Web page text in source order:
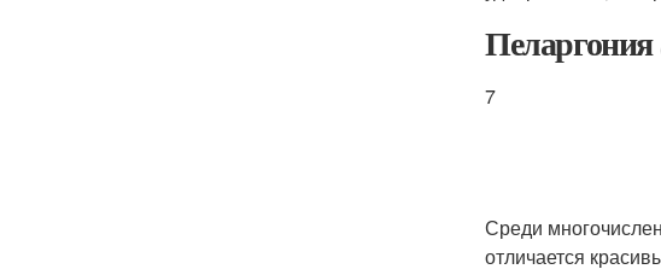
7
Среди
отличается